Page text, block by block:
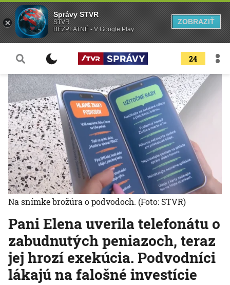
24
Pani Elena uverila telefonátu o
zabudnutých peniazoch, teraz
jej hrozí exekúcia. Podvodníci
lákajú na falošné investície
Na snímke brožúra o podvodoch. (Foto: STVR)
Správy STVR
STVR
BEZPLATNÉ - V Google Play
ZOBRAZIŤ